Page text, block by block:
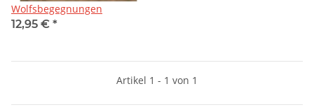
Wolfsbegegnungen
12,95 € *
Artikel 1 - 1 von 1